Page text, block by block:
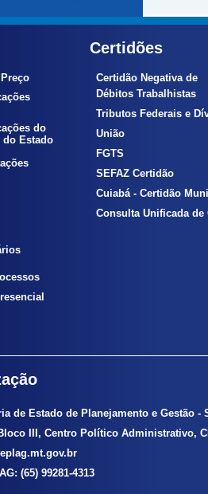
do
do Estado
Certidões
Certidão Negativa de
Débitos Trabalhistas
Tributos Federais e
União
FGTS
SEFAZ Certidão
Cuiabá - Certidão
Consulta Unificada de
de Estado de Planejamento e Gestão
III, Centro Político Administrativo,
(65) 99281-4313